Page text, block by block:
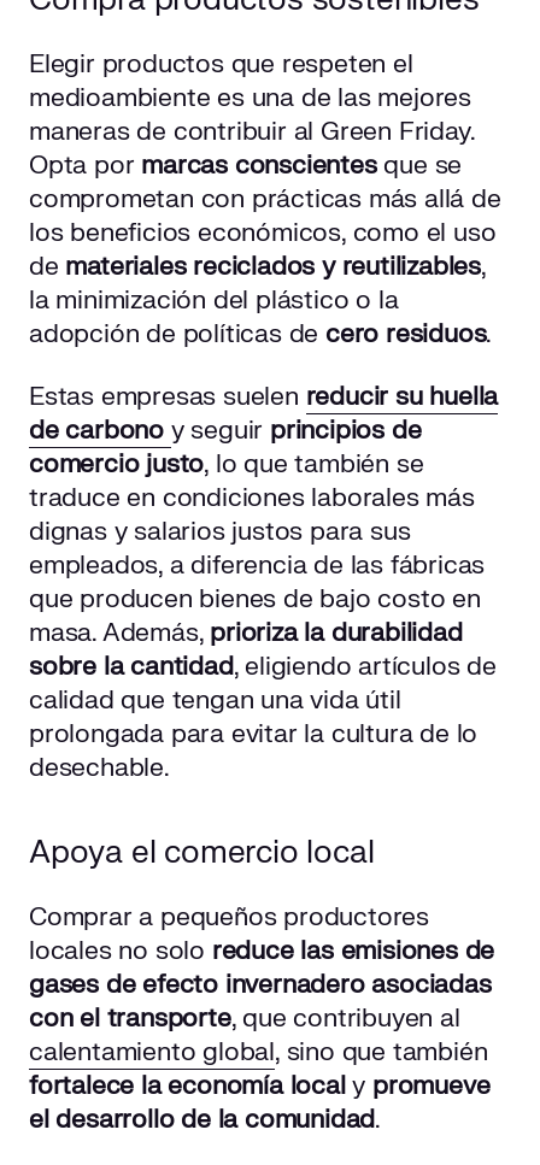
Elegir productos que respeten el
medioambiente es una de las mejores
maneras de contribuir al Green Friday.
Opta por marcas conscientes que se
comprometan con prácticas más allá de
los beneficios económicos, como el uso
de materiales reciclados y reutilizables,
la minimización del plástico o la
adopción de políticas de cero residuos.
Estas empresas suelen reducir su huella
de carbono y seguir principios de
comercio justo, lo que también se
traduce en condiciones laborales más
dignas y salarios justos para sus
empleados, a diferencia de las fábricas
que producen bienes de bajo costo en
masa. Además, prioriza la durabilidad
sobre la cantidad, eligiendo artículos de
calidad que tengan una vida útil
prolongada para evitar la cultura de lo
desechable.
Apoya el comercio local
Comprar a pequeños productores
locales no solo reduce las emisiones de
gases de efecto invernadero asociadas
con el transporte, que contribuyen al
calentamiento global, sino que también
fortalece la economía localy promueve
el desarrollo de la comunidad.